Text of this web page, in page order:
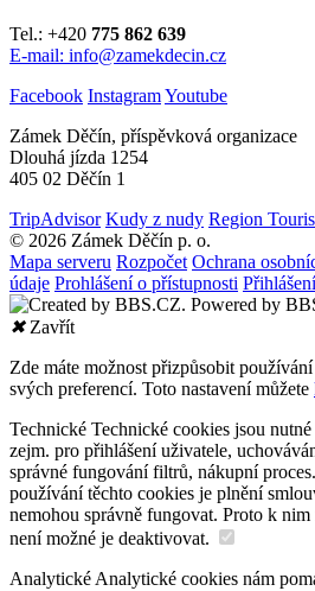
Tel.: +420 775 862 639
E-mail: info@zamekdecin.cz
Facebook InstagramYoutube
Zámek Děčín, příspěvková organizace
Dlouhá jízda 1254
405 02 Děčín 1
TripAdvisor Kudy z nudy Region
© 2026 Zámek Děčín p. o.
Mapa serveru Rozpočet Ochrana
údaje Prohlášení o přístupnosti Přihlášení
✖Zavřít
Zde máte možnost přizpůsobit
svých preferencí. Toto nastavení můžete
Technické Technické cookies jsou
zejm. pro přihlášení uživatele,
správné fungování filtrů, nákupní
používání těchto cookies je plnění
nemohou správně fungovat. Proto k nim
není možné je deaktivovat.
Analytické Analytické cookies nám